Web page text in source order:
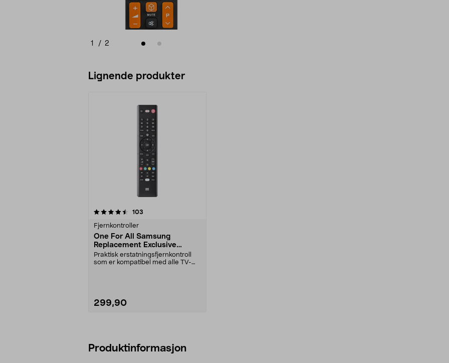
1 / 2
Lignende produkter
103
Fjernkontroller
One For All Samsung
Replacement Exclusive
fjernkontroll
Praktisk erstatningsfjernkontroll
som er kompatibel med alle TV-
299,90
Produktinformasjon